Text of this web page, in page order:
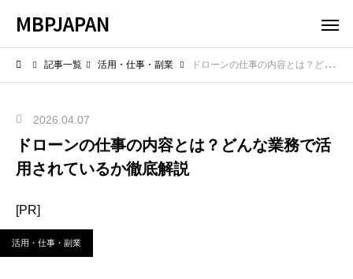
MBPJAPAN
記事一覧 活用・仕事・副業 ドローンの仕事の内容とは？どんな業務で活用されているか徹底解説
2026.04.07
ドローンの仕事の内容とは？どんな業務で活
用されているか徹底解説
[PR]
活用・仕事・副業